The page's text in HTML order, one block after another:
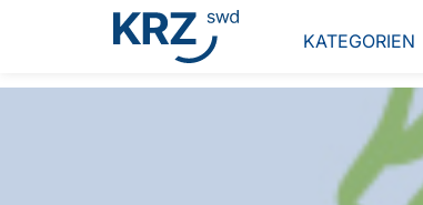
KATEGORIEN